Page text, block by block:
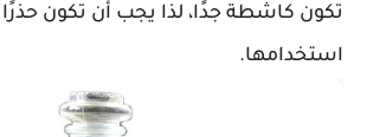
تكون كاشطة جدًا، لذا يجب أن تكون
استخدامها.